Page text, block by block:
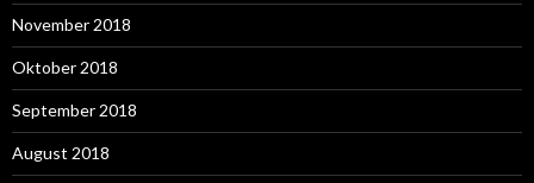
November 2018
Oktober 2018
September 2018
August 2018